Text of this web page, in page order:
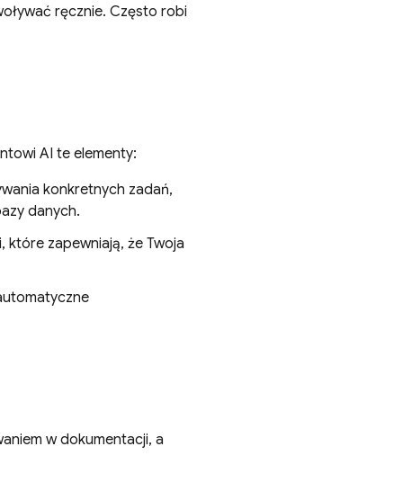
ręcznie. Często robi
AI te elementy:
konkretnych zadań,
danych.
zapewniają, że Twoja
w dokumentacji, a